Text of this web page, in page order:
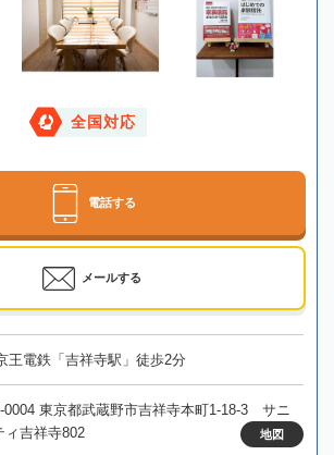
全国対応
電話する
メールする
王電鉄「吉祥寺駅」徒歩2分
0004 東京都武蔵野市吉祥寺本町1-18-3 サニ
ィ吉祥寺802
地図